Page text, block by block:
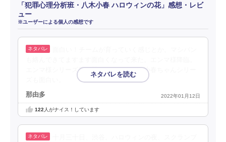
「犯罪心理分析班・八木小春 ハロウィンの花」感想・レビ
ュー
※ユーザーによる個人の感想です
エンマ様シリーズ長い間ファンだけど、小春ちゃんシリー
那由多 2022年01月12日
122 人がナイス！しています